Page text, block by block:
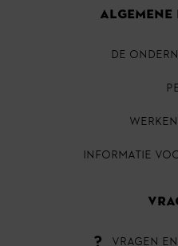
ALGEMENE
DE
Werken
INFORMATIE
VRAGEN